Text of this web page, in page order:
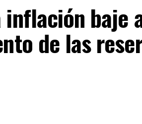
inflación baje
de las